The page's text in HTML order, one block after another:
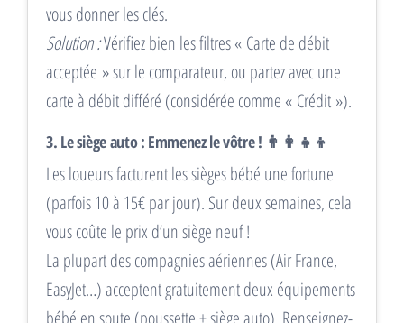
vous donner les clés.
Solution :Vérifiez bien les filtres « Carte de débit
acceptée » sur le comparateur, ou partez avec une
carte à débit différé (considérée comme « Crédit »).
3. Le siège auto : Emmenez le vôtre ! 👨👩👧👦
Les loueurs facturent les sièges bébé une fortune
(parfois 10 à 15€ par jour). Sur deux semaines, cela
vous coûte le prix d’un siège neuf !
La plupart des compagnies aériennes (Air France,
EasyJet…) acceptent gratuitement deux équipements
bébé en soute (poussette + siège auto). Renseignez-